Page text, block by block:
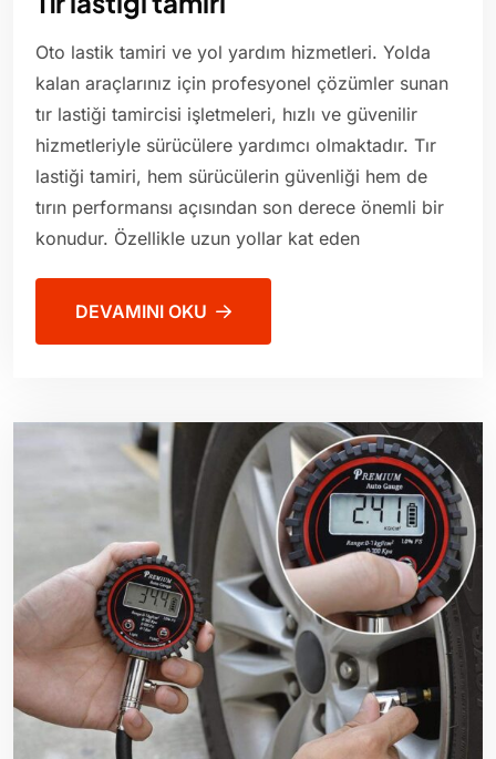
Oto lastik tamiri ve yol yardım hizmetleri. Yolda
kalan araçlarınız için profesyonel çözümler sunan
tır lastiği tamircisi işletmeleri, hızlı ve güvenilir
hizmetleriyle sürücülere yardımcı olmaktadır. Tır
lastiği tamiri, hem sürücülerin güvenliği hem de
tırın performansı açısından son derece önemli bir
konudur. Özellikle uzun yollar kat eden
DEVAMINI OKU